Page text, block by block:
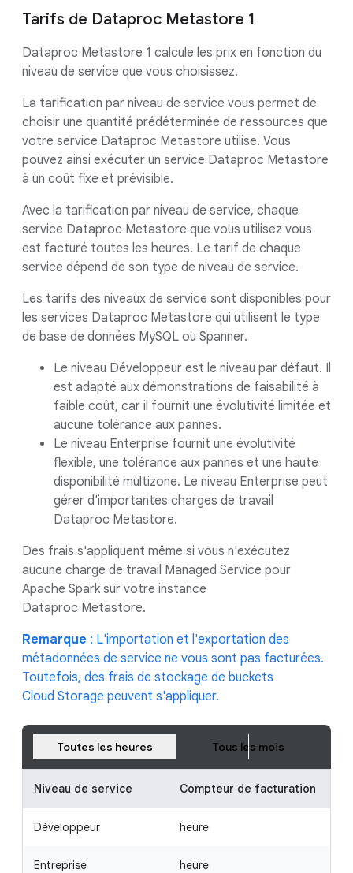
Tarifs de Dataproc Metastore 1
Dataproc Metastore 1 calcule les prix en fonction du
niveau de service que vous choisissez.
La tarification par niveau de service vous permet de
choisir une quantité prédéterminée de ressources que
votre service Dataproc Metastore utilise. Vous
pouvez ainsi exécuter un service Dataproc Metastore
à un coût fixe et prévisible.
Avec la tarification par niveau de service, chaque
service Dataproc Metastore que vous utilisez vous
est facturé toutes les heures. Le tarif de chaque
service dépend de son type de niveau de service.
Les tarifs des niveaux de service sont disponibles pour
les services Dataproc Metastore qui utilisent le type
de base de données MySQL ou Spanner.
Le niveau Développeur est le niveau par défaut. Il
est adapté aux démonstrations de faisabilité à
faible coût, car il fournit une évolutivité limitée et
aucune tolérance aux pannes.
Le niveau Enterprise fournit une évolutivité
flexible, une tolérance aux pannes et une haute
disponibilité multizone. Le niveau Enterprise peut
gérer d'importantes charges de travail
Dataproc Metastore.
Des frais s'appliquent même si vous n'exécutez
aucune charge de travail Managed Service pour
Apache Spark sur votre instance
Dataproc Metastore.
Remarque : L'importation et l'exportation des
métadonnées de service ne vous sont pas facturées.
Toutefois, des frais de stockage de buckets
Cloud Storage peuvent s'appliquer.
Toutes les heures Tous les mois
Niveau de service Compteur de facturation
Développeur heure
Entreprise heure